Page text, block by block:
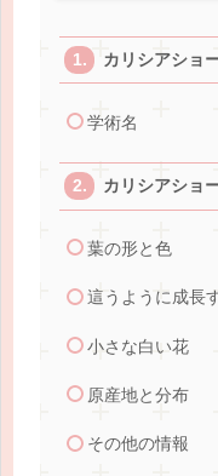
カリシアショ
学術名
カリシアショ
葉の形と色
這うように成長
小さな白い花
原産地と分布
その他の情報